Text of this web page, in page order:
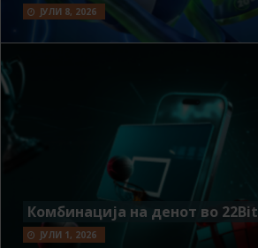
ЈУЛИ 8, 2026
Комбинација на денот во 22Bit
ЈУЛИ 1, 2026